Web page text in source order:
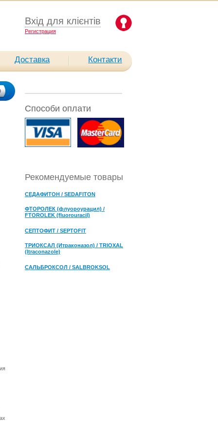
Вхід для клієнтів
Pегистрация
Доставка Контакти
Способи оплати
Рекомендуемые товары
СЕДАФИТОН / SEDAFITON
ФТОРОЛЕК (флуороурацил) /
FTOROLEK (fluorouracil)
СЕПТОФИТ / SEPTOFIT
ТРИОКСАЛ (Итраконазол) / TRIOXAL
(Itraconazole)
САЛЬБРОКСОЛ / SALBROKSOL